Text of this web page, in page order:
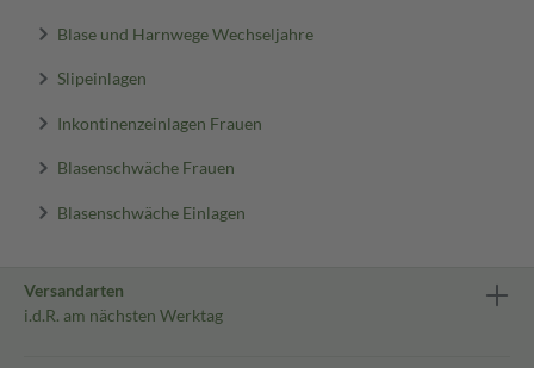
Blase und Harnwege Wechseljahre
Slipeinlagen
Inkontinenzeinlagen Frauen
Blasenschwäche Frauen
Blasenschwäche Einlagen
Versandarten
i.d.R. am nächsten Werktag